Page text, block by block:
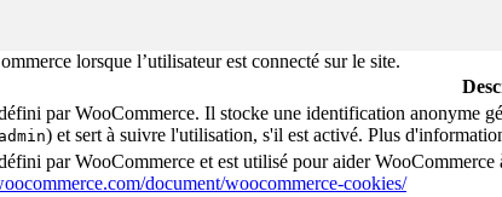
lorsque l’utilisateur est connecté sur le site.
par WooCommerce. Il stocke une identification anonyme
) et sert à suivre l'utilisation, s'il est activé. Plus
par WooCommerce et est utilisé pour aider
document/woocommerce-cookies/